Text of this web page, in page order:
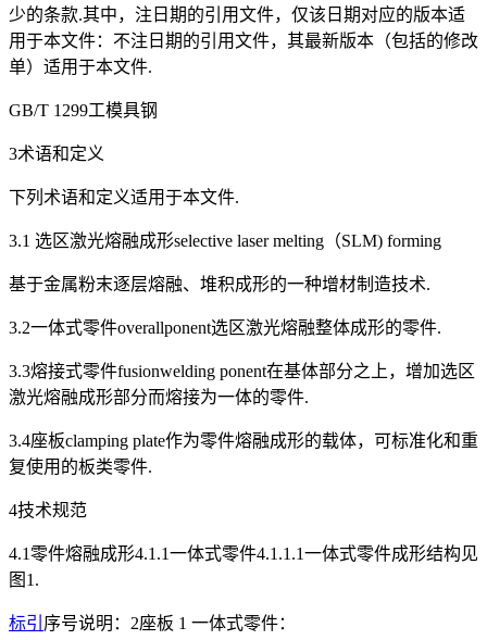
少的条款.其中，注日期的引用文件，仅该日期对应的版本适
用于本文件：不注日期的引用文件，其最新版本（包括的修改
单）适用于本文件.
GB/T 1299工模具钢
3术语和定义
下列术语和定义适用于本文件.
3.1 选区激光熔融成形selective laser melting（SLM) forming
基于金属粉末逐层熔融、堆积成形的一种增材制造技术.
3.2一体式零件overallponent选区激光熔融整体成形的零件.
3.3熔接式零件fusionwelding ponent在基体部分之上，增加选区
激光熔融成形部分而熔接为一体的零件.
3.4座板clamping plate作为零件熔融成形的载体，可标准化和重
复使用的板类零件.
4技术规范
4.1零件熔融成形4.1.1一体式零件4.1.1.1一体式零件成形结构见
图1.
标引 序号说明：2座板 1 一体式零件：